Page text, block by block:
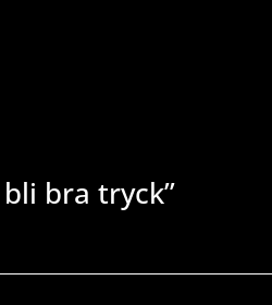
bra tryck”